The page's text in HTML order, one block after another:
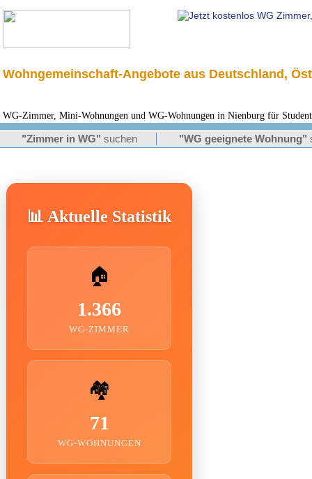
Wohngemeinschaft-Angebote aus Deutschland,
WG-Zimmer, Mini-Wohnungen und WG-Wohnungen in Nienburg für
"Zimmer in WG" suchen "WG geeignete Wohnung"
📊 Aktuelle Statistik
🏠
1.366
WG-ZIMMER
🏘️
71
WG-WOHNUNGEN